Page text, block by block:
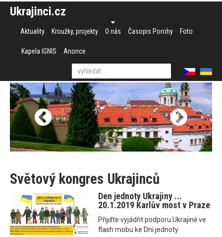
Ukrajinci.cz
Aktuality Kroužky, projekty O nás Časopis Porohy Foto
Kapela IGNIS Anonce
Světový kongres Ukrajinců
Den jednoty Ukrajiny ...
20.1.2019 Karlův most v Praze
Přijďte vyjádřit podporu Ukrajině ve
flash mobu ke Dni jednoty